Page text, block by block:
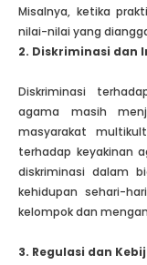
Misalnya, ketika
nilai-nilai yang
2. Diskriminasi dan
Diskriminasi
agama masih
masyarakat
terhadap keyakinan
diskriminasi dalam
kehidupan sehari-
kelompok dan
3. Regulasi dan